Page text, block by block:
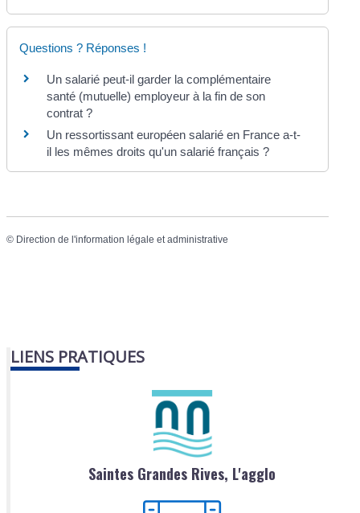
Questions ? Réponses !
Un salarié peut-il garder la complémentaire
santé (mutuelle) employeur à la fin de son
contrat ?
Un ressortissant européen salarié en France a-t-
il les mêmes droits qu'un salarié français ?
© Direction de l'information légale et administrative
LIENS PRATIQUES
Saintes Grandes Rives, L'agglo